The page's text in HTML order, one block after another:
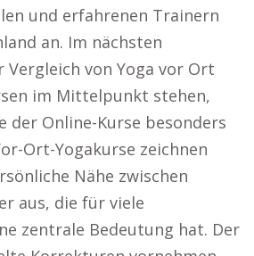
und erfahrenen Trainern
an. Im nächsten
von Yoga vor Ort
im Mittelpunkt stehen,
der Online-Kurse besonders
Ort-Yogakurse zeichnen
Nähe zwischen
aus, die für viele
zentrale Bedeutung hat. Der